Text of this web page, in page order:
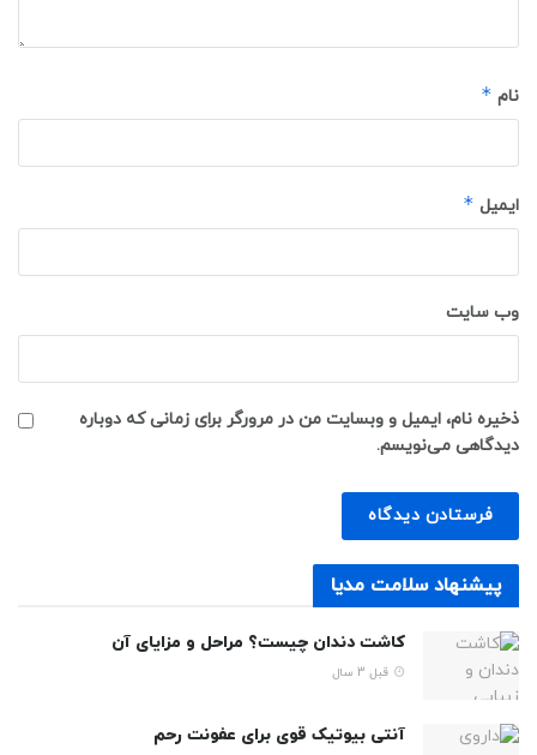
نام *
ایمیل *
وب‌ سایت
ذخیره نام، ایمیل و وبسایت من در مرورگر برای زمانی که دوباره
دیدگاهی می‌نویسم.
پیشنهاد سلامت مدیا
کاشت دندان چیست؟ مراحل و مزایای آن
قبل 3 سال
آنتی بیوتیک قوی برای عفونت رحم